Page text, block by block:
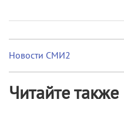
Новости СМИ2
Читайте также